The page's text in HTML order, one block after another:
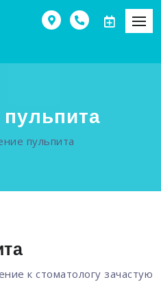
пульпита
к стоматологу зачастую